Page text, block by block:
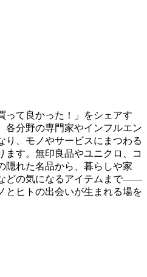
って良かった！」をシェアす
各分野の専門家やインフルエン
り、モノやサービスにまつわる
ます。無印良品やユニクロ、コ
隠れた名品から、暮らしや家
どの気になるアイテムまで――
とヒトの出会いが生まれる場を